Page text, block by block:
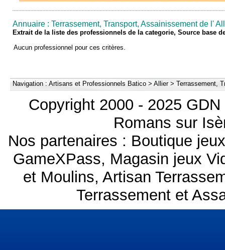
Annuaire : Terrassement, Transport, Assainissement de l'
Extrait de la liste des professionnels de la categorie, Source base
Aucun professionnel pour ces critères.
Navigation : Artisans et Professionnels Batico > Allier> Terrassement,
Copyright 2000 - 2025
Romans sur
Nos partenaires : Boutique
GameXPass, Magasin jeux
et Moulins, Artisan
Terrassement et